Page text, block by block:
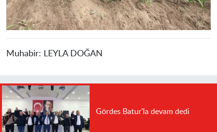
Muhabir: LEYLA DOĞAN
Gördes Batur'la devam dedi